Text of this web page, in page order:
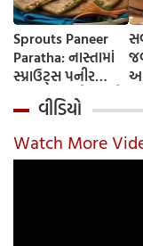
Sprouts Paneer
Paratha: નાસ્તામાં
સ્પ્રાઉટ્સ પનીર
પરાઠા બનાવો, તમને
પ્રોટીનનો ડબલ ડોઝ
મળશે
વીડિયો
Watch More